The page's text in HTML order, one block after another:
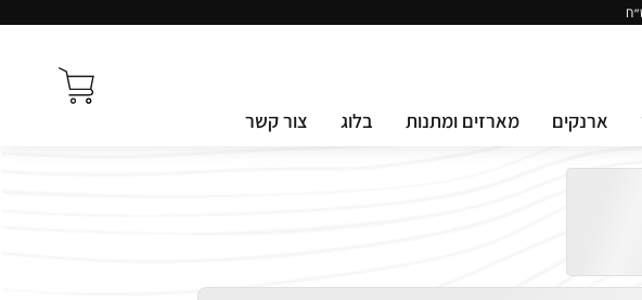
ארנקים מארזים ומתנות בלוג צור קשר